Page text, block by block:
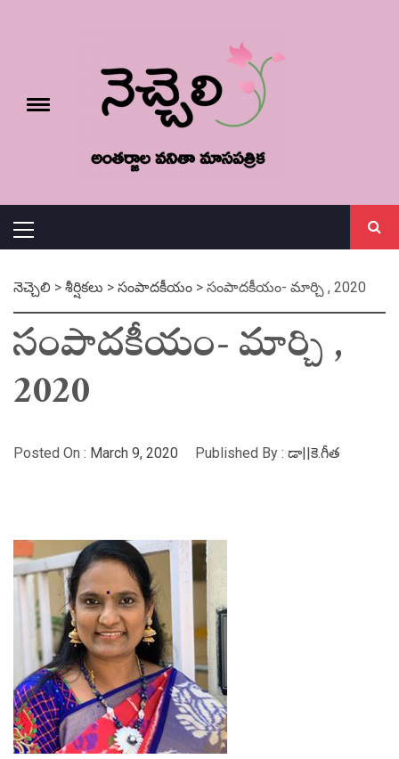
Toggle
Menu
నెచ్చెలి > శీర్షికలు > సంపాదకీయం > సంపాదకీయం- మార్చి , 2020
సంపాదకీయం- మార్చి ,
2020
Posted On : March 9, 2020 Published By : డా||కె.గీత